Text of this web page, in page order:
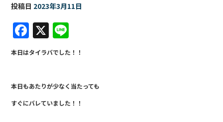
投稿日 2023年3月11日
F
a
c
e
b
o
X
n
e
本日はタイラバでした！！
本日もあたりが少なく当たっても
すぐにバレていました！！